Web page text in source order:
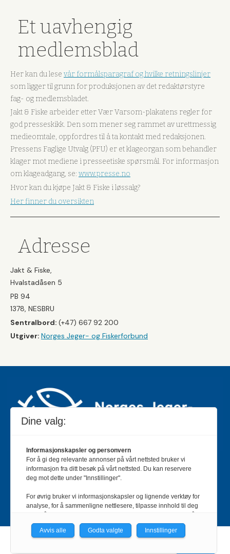
Et uavhengig
medlemsblad
Her kan du lese vår formålsparagraf og hvilke retningslinjer
som ligger til grunn for produksjonen av det redaktørstyre
fag- og medlemsbladet.
Jakt & Fiske arbeider etter Vær Varsom-plakatens regler for
god presseskikk. Den som mener seg rammet av urettmessig
medieomtale, oppfordres til å ta kontakt med redaksjonen.
Pressens Faglige Utvalg (PFU) er et klageorgan som behandler
klager mot mediene i presseetiske spørsmål. For informasjon
om klageadgang, se: www.presse.no
Hvor kan du kjøpe Jakt & Fiske i løssalg?
Her finner du oversikten
Adresse
Jakt & Fiske,
Hvalstadåsen 5
PB 94
1378, NESBRU
Sentralbord: (+47) 667 92 200
Utgiver: Norges Jeger- og Fiskerforbund
Jakt & Fiske er landets største og eldste magasin for
jakt- og fiskeinteresserte med 195 000 månedlige
Bladet er en månedlig publikasjon og utgis av Norges
Jeger- og Fiskerforbund.
Meld deg inn her
Dine valg:
Informasjonskapsler og personvern
For å gi deg relevante annonser på vårt nettsted bruker vi
informasjon fra ditt besøk på vårt nettsted. Du kan reservere
deg mot dette under "Innstillinger".
For øvrig bruker vi informasjonskapsler og lignende verktøy for
analyse, for å sammenligne nettlesere, tilpasse innhold til deg
personvernerklæring.
du få relevante annonser på nettstedene til medlemmene i
Avvis alle Godta valgte Innstillinger